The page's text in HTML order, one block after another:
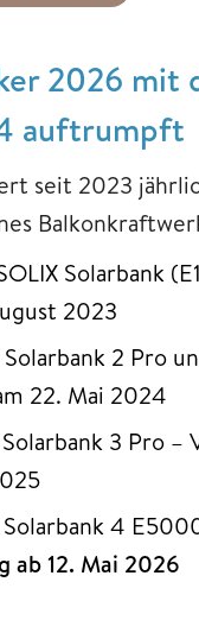
2026 mit
auftrumpft
seit 2023
Solarbank
2023
Solarbank 2 Pro
22. Mai 2024
Solarbank 3 Pro –
Solarbank 4
ab 12. Mai 2026